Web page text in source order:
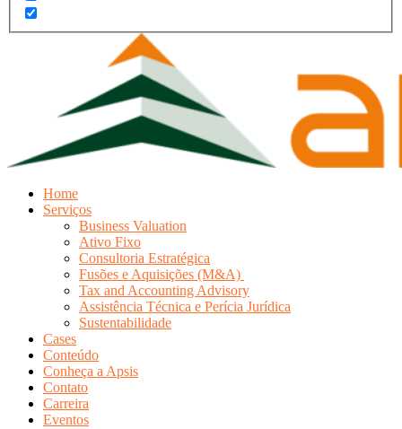
Home
Serviços
Business Valuation
Ativo Fixo
Consultoria Estratégica
Fusões e Aquisições (M&A)
Tax and Accounting Advisory
Assistência Técnica e Perícia Jurídica
Sustentabilidade
Cases
Conteúdo
Conheça a Apsis
Contato
Carreira
Eventos